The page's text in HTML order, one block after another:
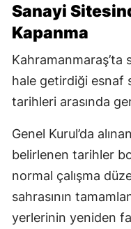
Sanayi
Kapanma
Kahramanmaraş’ta
hale getirdiği esnaf
tarihleri arasında
Genel Kurul’da
belirlenen tarihler
normal çalışma
sahrasının
yerlerinin yeniden